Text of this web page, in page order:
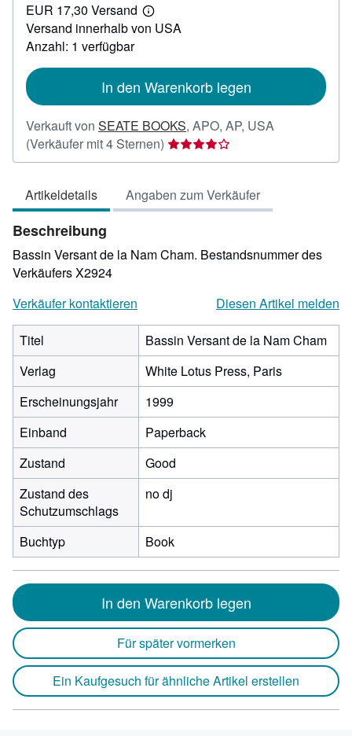
68,57
EUR 17,30 Versand
Weitere
Informationen
Versand innerhalb von USA
Anzahl: 1 verfügbar
In den Warenkorb legen
Verkauft von SEATE BOOKS, APO, AP, USA
(Verkäufer mit 4 Sternen) Verkäuferbewertung
4
5
Sternen
Artikeldetails Angaben zum Verkäufer
Beschreibung
Bassin Versant de la Nam Cham. Bestandsnummer des
Verkäufers X2924
Verkäufer kontaktieren
Diesen Artikel melden
Titel
Bassin Versant de la Nam Cham
Verlag
White Lotus Press, Paris
Erscheinungsjahr
1999
Einband
Paperback
Zustand
Good
Zustand des
Schutzumschlags
no dj
Buchtyp Book
In den Warenkorb legen
Für später vormerken
Ein Kaufgesuch für ähnliche Artikel erstellen